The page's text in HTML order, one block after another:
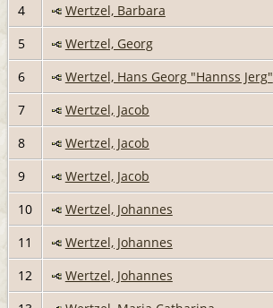
4
Wertzel, Barbara
5
Wertzel, Georg
6
Wertzel, Hans Georg "Hannss Jerg"
7
Wertzel, Jacob
8
Wertzel, Jacob
9
Wertzel, Jacob
10
Wertzel, Johannes
11
Wertzel, Johannes
12
Wertzel, Johannes